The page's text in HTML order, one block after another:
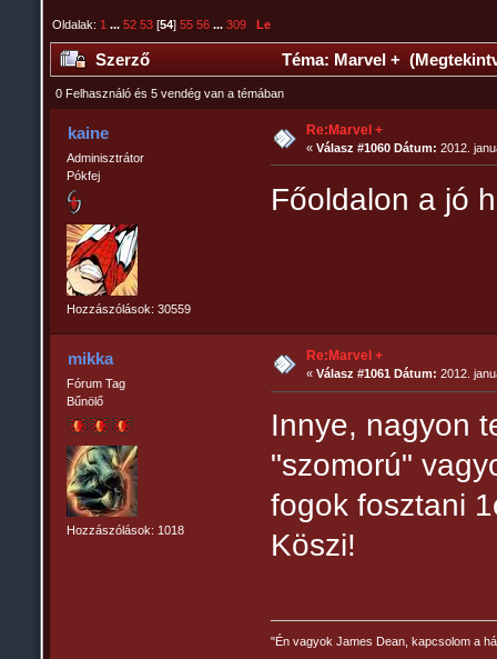
Oldalak: 1 ... 52 53[54] 55 56 ... 309 Le
Szerző Téma: Marvel +
0 Felhasználó és 5 vendég van a témában
kaine
Adminisztrátor
Pókfej
Hozzászólások: 30559
Re:Marvel +
«Válasz #1060 Dátum: 2012.
Főoldalon a jó
mikka
Fórum Tag
Bűnölő
Hozzászólások: 1018
Re:Marvel +
«Válasz #1061 Dátum: 2012.
Innye, nagyon
"szomorú"
fogok fosztani
Köszi!
"Én vagyok James Dean, kapcsolom a